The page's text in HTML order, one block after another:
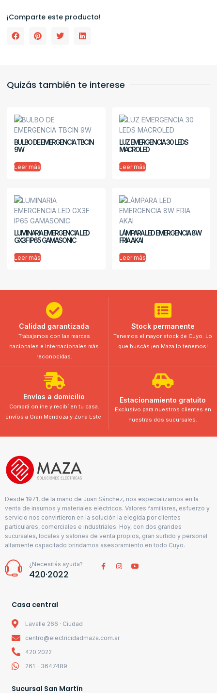
¡Comparte este producto!
Quizás también te interese
BULBO DE EMERGENCIA TBCIN
9W
Leer más
LUZ EMERGENCIA 30 LEDS
MACROLED
Leer más
LUMINARIA EMERGENCIA LED
GX3F IP65 GAMASONIC
Leer más
LÁMPARA LED EMERGENCIA 8W
FRIA AKAI
Leer más
Calidad garantizada
Trabajamos con las marcas
nacionales e internacionales más
reconocidas.
Stock permanente
Tenemos el mayor stock de Cuyo. Lo
que buscás ¡en Maza lo tenemos!
Envíos a domicilio
Comprá online y recibí en tu casa.
Envíos a Gran Mendoza y Zona Este.
Estacionamiento gratuito
Exclusivo para nuestros clientes en
nuestras dos sucursales.
Desde 1971, de la mano de Juan Sánchez, nos especializamos en la
venta de insumos y materiales eléctricos. Valores familiares, esfuerzo y
servicio nos convirtieron en la solución la elegida por clientes
particulares, comerciales e industriales. Hoy, con dos grandes
sucursales, locales y salones de venta propios, gran surtido y personal
altamente capacitado brindamos asesoramiento en todo Cuyo.
¿Necesitás ayuda?
420·2022
Casa central
Lavalle 266 · Ciudad
centro@electricidadmaza.com.ar
420·2022
261 - 3647489
Sucursal San Martín